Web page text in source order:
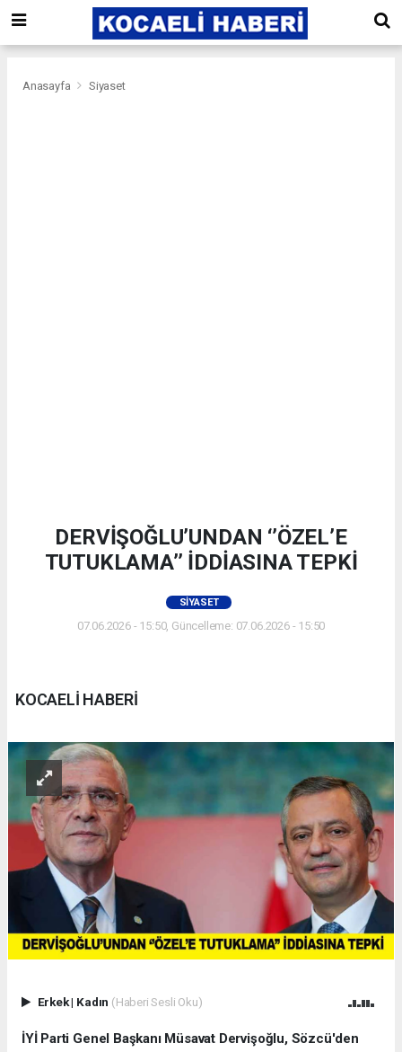
Anasayfa Siyaset
DERVİŞOĞLU’UNDAN ‘’ÖZEL’E
TUTUKLAMA’’ İDDİASINA TEPKİ
SIYASET
07.06.2026 - 15:50, Güncelleme: 07.06.2026 - 15:50
KOCAELİ HABERİ
Erkek| Kadın (Haberi Sesli Oku)
İYİ Parti Genel Başkanı Müsavat Dervişoğlu, Sözcü'den